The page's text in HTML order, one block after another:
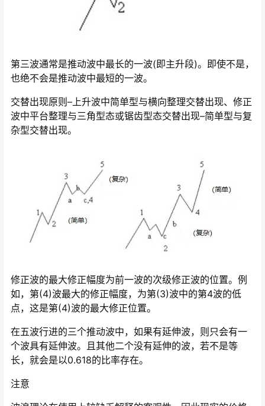
第三波通常是推动波中最长的一波(即主升段)。即使不是，
也绝不会是推动波中最短的一波。
交替出现原则–上升波中简单型与横向整理交替出现、修正
波中平台整理与三角型态或锯齿型态交替出现–简单型与复
杂型交替出现。
修正波的最大修正幅度为前一波的次级修正波的位置。例
如，第(4)波最大的修正幅度，为第(3)波中的第4波的低
点，这是第(4)波的最大修正位置。
在五波行进的三个推动波中，如果有延伸波，则只会有一
个波具有延伸波。且其他二个没有延伸的波，若不是等
长，就会是以0.618的比率存在。
注意